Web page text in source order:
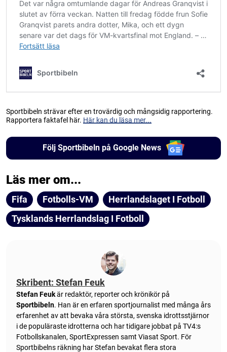
Sportbibeln strävar efter en trovärdig och mångsidig rapportering.
Rapportera faktafel här. Här kan du läsa mer...
Följ Sportbibeln på Google News
Läs mer om...
Fifa Fotbolls-VM
Herrlandslaget I Fotboll
Tysklands Herrlandslag I Fotboll
Skribent: Stefan Feuk
Stefan Feukär redaktör, reporter och krönikör på
Sportbibeln. Han är en erfaren sportjournalist med många års
erfarenhet av att bevaka våra största, svenska idrottsstjärnor
i de populäraste idrotterna och har tidigare jobbat på TV4:s
Fotbollskanalen, SportExpressen samt Viasat Sport. För
Sportbibelns räkning har Stefan bevakat flera stora